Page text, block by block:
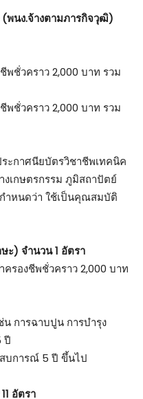
พนง.จ้างตามภารกิจวุฒิ)
พชั่วคราว 2,000 บาท รวม
พชั่วคราว 2,000 บาท รวม
ะกาศนียบัตรวิชาชีพเทคนิค
เกษตรกรรม ภูมิสถาปัตย์
ำหนดว่า ใช้เป็นคุณสมบัติ
ะ) จำนวน 1 อัตรา
ครองชีพชั่วคราว 2,000 บาท
น การฉาบปูน การบำรุง
ปี
บการณ์ 5 ปี ขึ้นไป
อัตรา